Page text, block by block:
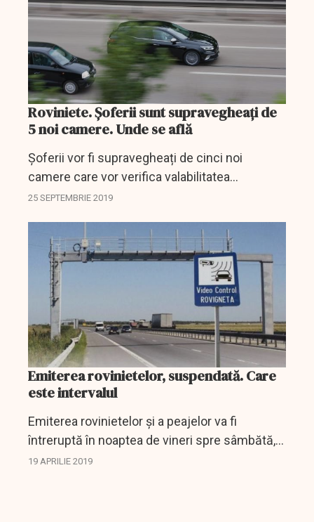
Roviniete. Șoferii sunt supravegheați de
5 noi camere. Unde se află
Șoferii vor fi supravegheați de cinci noi
camere care vor verifica valabilitatea
rovinietelor autovehiculelor pe care le conduc.
25 SEPTEMBRIE 2019
Emiterea rovinietelor, suspendată. Care
este intervalul
Emiterea rovinietelor şi a peajelor va fi
întreruptă în noaptea de vineri spre sâmbătă,
trei ore şi jumătate, ca urmare a unor lucrări de
19 APRILIE 2019